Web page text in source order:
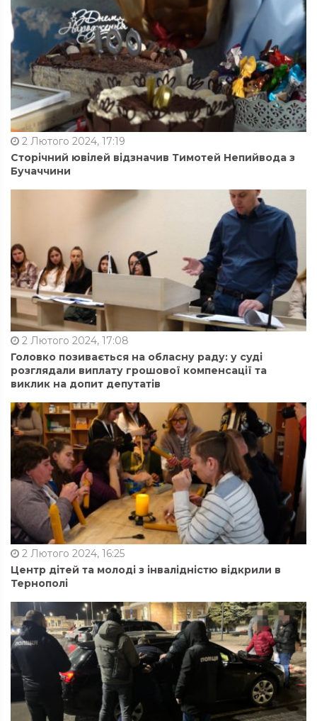
2 Лютого 2024, 17:19
Сторічний ювілей відзначив Тимотей Непийвода з
Бучаччини
2 Лютого 2024, 17:08
Головко позивається на обласну раду: у суді
розглядали виплату грошової компенсації та
виклик на допит депутатів
2 Лютого 2024, 16:25
Центр дітей та молоді з інвалідністю відкрили в
Тернополі